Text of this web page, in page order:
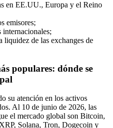
en EE.UU., Europa y el Reino
emisores;
internacionales;
de las exchanges de
populares: dónde se
su atención en los activos
Al 10 de junio de 2026, las
el mercado global son Bitcoin,
Solana, Tron, Dogecoin y